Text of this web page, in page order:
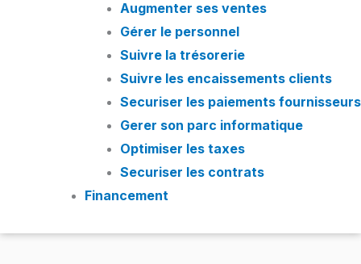
Augmenter ses ventes
Gérer le personnel
Suivre la trésorerie
Suivre les encaissements clients
Securiser les paiements fournisseurs
Gerer son parc informatique
Optimiser les taxes
Securiser les contrats
Financement